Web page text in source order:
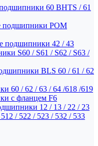
60 BHTS / 61
подшипники POM
подшипники 42 / 43
S60 / S61 / S62 / S63 /
BLS 60 / 61 / 62
60 / 62 / 63 / 64 /618 /619
с фланцем F6
12 / 13 / 22 / 23
/ 522 / 523 / 532 / 533